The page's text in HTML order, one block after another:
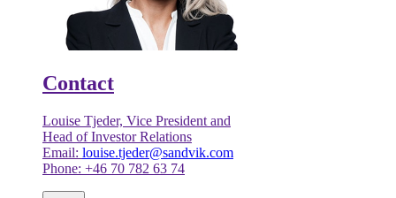
Contact
Louise Tjeder, Vice President and
Head of Investor Relations
Email: louise.tjeder@sandvik.com
Phone: +46 70 782 63 74